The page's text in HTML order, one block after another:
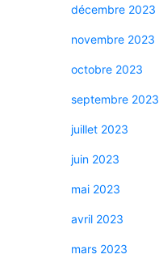
décembre 2023
novembre 2023
octobre 2023
septembre 2023
juillet 2023
juin 2023
mai 2023
avril 2023
mars 2023